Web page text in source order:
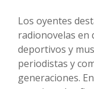
Los oyentes
radionovelas en
deportivos y
periodistas y
generaciones.